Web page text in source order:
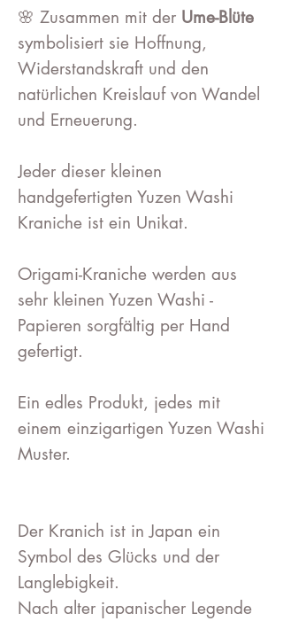
🌸 Zusammen mit der Ume-Blüte
symbolisiert sie Hoffnung,
Widerstandskraft und den
natürlichen Kreislauf von Wandel
und Erneuerung.
Jeder dieser kleinen
handgefertigten Yuzen Washi
Kraniche ist ein Unikat.
Origami-Kraniche werden aus
sehr kleinen Yuzen Washi -
Papieren sorgfältig per Hand
gefertigt.
Ein edles Produkt, jedes mit
einem einzigartigen Yuzen Washi
Muster.
Der Kranich ist in Japan ein
Symbol des Glücks und der
Langlebigkeit.
Nach alter japanischer Legende